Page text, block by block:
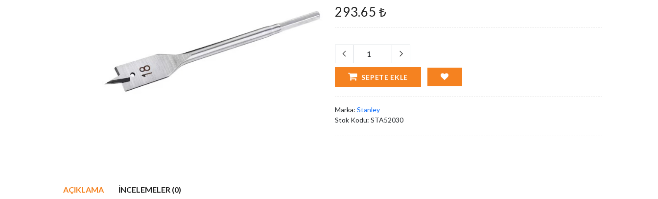
293.65 ₺
SEPETE EKLE
Marka: Stanley
Stok Kodu: STA52030
AÇIKLAMA İNCELEMELER (0)